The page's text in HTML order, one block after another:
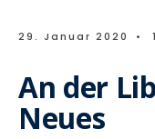
29. Januar 2020 •
An der
Neues